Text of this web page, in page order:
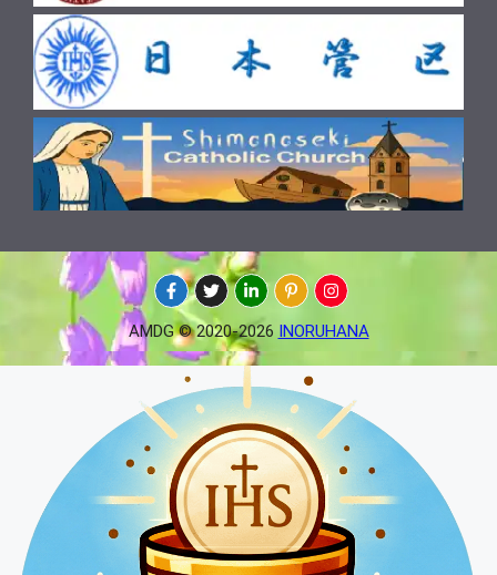
AMDG © 2020-2026 INORUHANA